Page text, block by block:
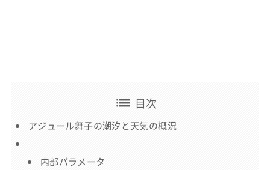
list 目次
アジュール舞子の潮汐と天気の概況
内部パラメータ